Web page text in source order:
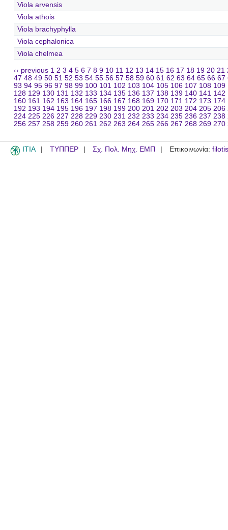
Viola arvensis
Viola athois
Viola brachyphylla
Viola cephalonica
Viola chelmea
‹‹ previous 1 2 3 4 5 6 7 8 9 10 11 12 13 14 15 16 17 18 19 20 21
47 48 49 50 51 52 53 54 55 56 57 58 59 60 61 62 63 64 65 66 67
93 94 95 96 97 98 99 100 101 102 103 104 105 106 107 108 109
128 129 130 131 132 133 134 135 136 137 138 139 140 141 142
160 161 162 163 164 165 166 167 168 169 170 171 172 173 174
192 193 194 195 196 197 198 199 200 201 202 203 204 205 206
224 225 226 227 228 229 230 231 232 233 234 235 236 237 238
256 257 258 259 260 261 262 263 264 265 266 267 268 269 270
ITIA ΤΥΠΠΕΡ Σχ. Πολ. Μηχ. ΕΜΠ Επικοινωνία: